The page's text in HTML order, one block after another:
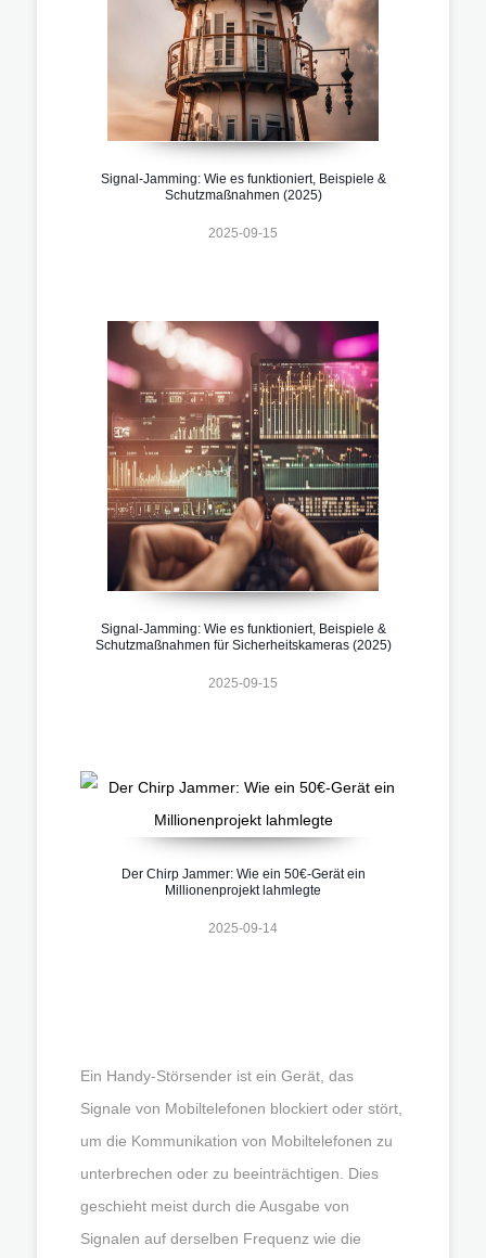
Signal-Jamming: Wie es funktioniert, Beispiele &
Schutzmaßnahmen (2025)
2025-09-15
Signal-Jamming: Wie es funktioniert, Beispiele &
Schutzmaßnahmen für Sicherheitskameras (2025)
2025-09-15
Der Chirp Jammer: Wie ein 50€-Gerät ein
Millionenprojekt lahmlegte
2025-09-14
Ein Handy-Störsender ist ein Gerät, das
Signale von Mobiltelefonen blockiert oder stört,
um die Kommunikation von Mobiltelefonen zu
unterbrechen oder zu beeinträchtigen. Dies
geschieht meist durch die Ausgabe von
Signalen auf derselben Frequenz wie die